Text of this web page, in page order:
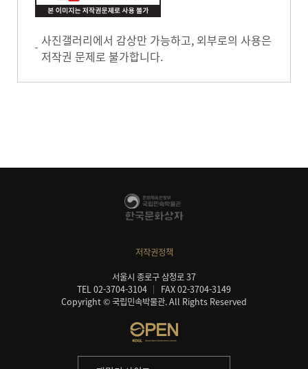
사진갤러리에서 감상만 가능하고, 외부로의 사용은
저작권 문제로 불가합니다.
저작권정책
서울시 종로구 삼청로 37
TEL 02-3704-3104
FAX 02-3704-3149
Copyright © 국립민속박물관. All Rights Reserved